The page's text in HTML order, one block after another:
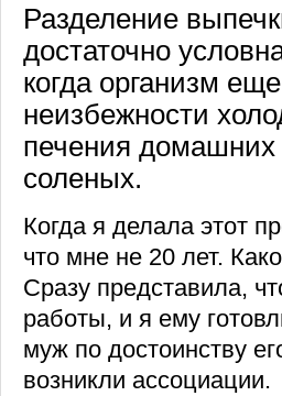
Разделение
достаточно
когда организм
неизбежности
печения домашних
соленых.
Когда я делала этот
что мне не 20 лет.
Сразу представила,
работы, и я ему
муж по достоинству
возникли ассоциации.